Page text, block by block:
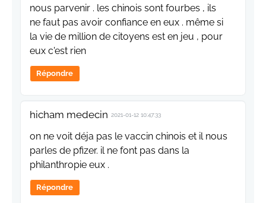
nous parvenir . les chinois sont fourbes , ils
ne faut pas avoir confiance en eux . même si
la vie de million de citoyens est en jeu , pour
eux c'est rien
Répondre
hicham medecin 2021-01-12 10:47:33
on ne voit déja pas le vaccin chinois et il nous
parles de pfizer. il ne font pas dans la
philanthropie eux .
Répondre